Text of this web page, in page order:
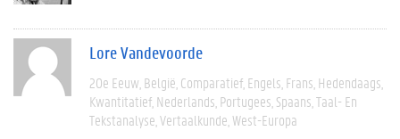
Lore Vandevoorde
20e Eeuw België Comparatief Engels Frans Hedendaags
Kwantitatief Nederlands Portugees Spaans Taal- En
Tekstanalyse Vertaalkunde West-Europa